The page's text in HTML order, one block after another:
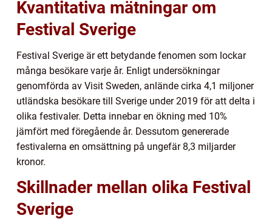
Kvantitativa mätningar om
Festival Sverige
Festival Sverige är ett betydande fenomen som lockar
många besökare varje år. Enligt undersökningar
genomförda av Visit Sweden, anlände cirka 4,1 miljoner
utländska besökare till Sverige under 2019 för att delta i
olika festivaler. Detta innebar en ökning med 10%
jämfört med föregående år. Dessutom genererade
festivalerna en omsättning på ungefär 8,3 miljarder
kronor.
Skillnader mellan olika Festival
Sverige